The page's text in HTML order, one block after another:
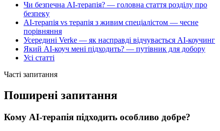
Чи безпечна AI-терапія? — головна стаття розділу про
безпеку
AI-терапія vs терапія з живим спеціалістом — чесне
порівняння
Усередині Verke — як насправді відчувається AI-коучинг
Який AI-коуч мені підходить? — путівник для добору
Усі статті
Часті запитання
Поширені запитання
Кому AI-терапія підходить особливо добре?